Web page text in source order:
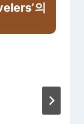
의